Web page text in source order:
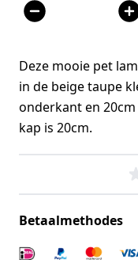
Aantal
Deze mooie pet
in de beige taupe
onderkant en
kap is 20cm.
Betaalmethodes